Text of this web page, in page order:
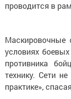
проводится в
Маскировочные
условиях
противника
технику. Сети
практике»,